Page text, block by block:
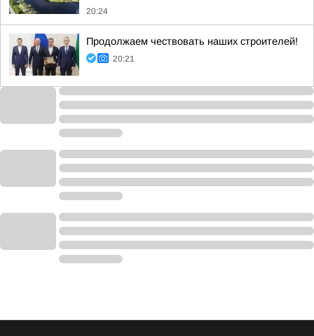
20:24
Продолжаем чествовать наших строителей!
20:21